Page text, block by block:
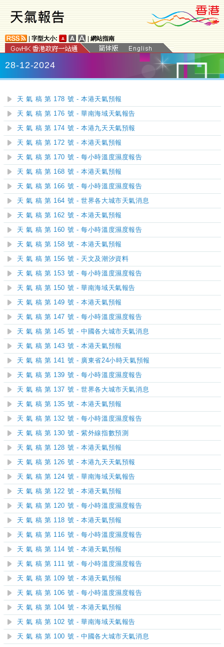
字型大小: 網站指南
28-12-2024
天 氣 稿 第 178 號 - 本港天氣預報
天 氣 稿 第 176 號 - 華南海域天氣報告
天 氣 稿 第 174 號 - 本港九天天氣預報
天 氣 稿 第 172 號 - 本港天氣預報
天 氣 稿 第 170 號 - 每小時溫度濕度報告
天 氣 稿 第 168 號 - 本港天氣預報
天 氣 稿 第 166 號 - 每小時溫度濕度報告
天 氣 稿 第 164 號 - 世界各大城市天氣消息
天 氣 稿 第 162 號 - 本港天氣預報
天 氣 稿 第 160 號 - 每小時溫度濕度報告
天 氣 稿 第 158 號 - 本港天氣預報
天 氣 稿 第 156 號 - 天文及潮汐資料
天 氣 稿 第 153 號 - 每小時溫度濕度報告
天 氣 稿 第 150 號 - 華南海域天氣報告
天 氣 稿 第 149 號 - 本港天氣預報
天 氣 稿 第 147 號 - 每小時溫度濕度報告
天 氣 稿 第 145 號 - 中國各大城市天氣消息
天 氣 稿 第 143 號 - 本港天氣預報
天 氣 稿 第 141 號 - 廣東省24小時天氣預報
天 氣 稿 第 139 號 - 每小時溫度濕度報告
天 氣 稿 第 137 號 - 世界各大城市天氣消息
天 氣 稿 第 135 號 - 本港天氣預報
天 氣 稿 第 132 號 - 每小時溫度濕度報告
天 氣 稿 第 130 號 - 紫外線指數預測
天 氣 稿 第 128 號 - 本港天氣預報
天 氣 稿 第 126 號 - 本港九天天氣預報
天 氣 稿 第 124 號 - 華南海域天氣報告
天 氣 稿 第 122 號 - 本港天氣預報
天 氣 稿 第 120 號 - 每小時溫度濕度報告
天 氣 稿 第 118 號 - 本港天氣預報
天 氣 稿 第 116 號 - 每小時溫度濕度報告
天 氣 稿 第 114 號 - 本港天氣預報
天 氣 稿 第 111 號 - 每小時溫度濕度報告
天 氣 稿 第 109 號 - 本港天氣預報
天 氣 稿 第 106 號 - 每小時溫度濕度報告
天 氣 稿 第 104 號 - 本港天氣預報
天 氣 稿 第 102 號 - 華南海域天氣報告
天 氣 稿 第 100 號 - 中國各大城市天氣消息